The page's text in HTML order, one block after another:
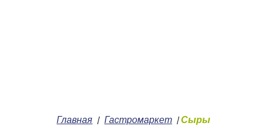
Главная / Гастромаркет /Сыры